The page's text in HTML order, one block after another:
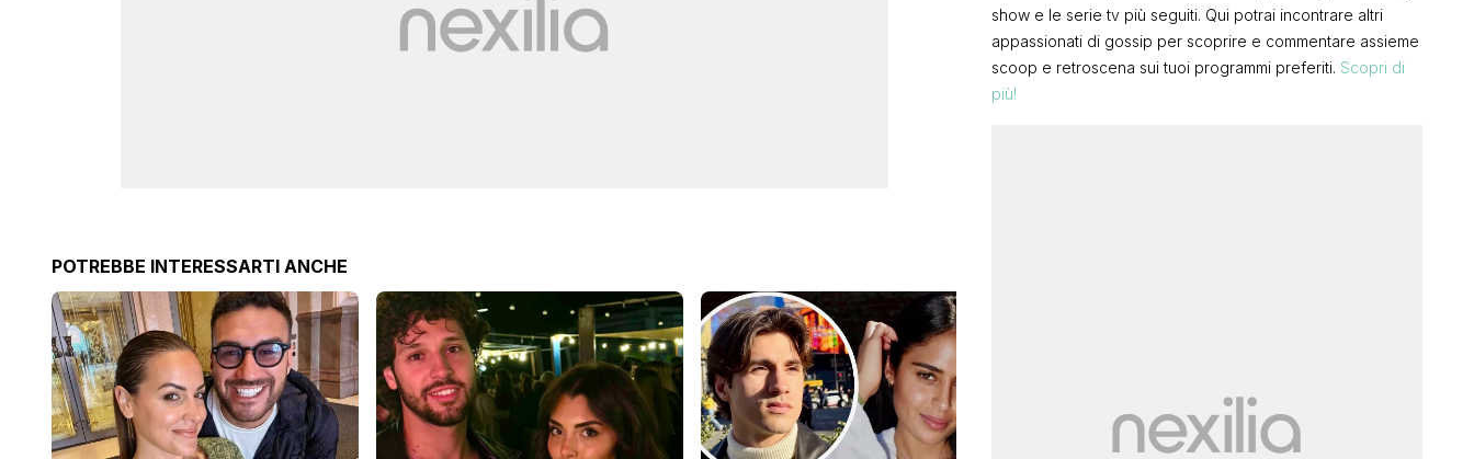
POTREBBE INTERESSARTI ANCHE
show e le serie tv più seguiti. Qui potrai incontrare altri
appassionati di gossip per scoprire e commentare assieme
scoop e retroscena sui tuoi programmi preferiti. Scopri di
più!